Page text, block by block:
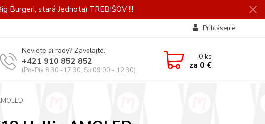
Burgeri, stará Jednota) TREBIŠOV !!!
Prihlásenie
Neviete si rady? Zavolajte.
+421 910 852 852
(Po-Pia 8:30 -17:30, So 09:00 - 12:30)
0ks
za 0 €